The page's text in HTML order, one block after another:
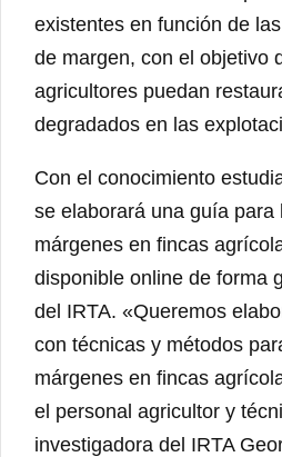
existentes en función de
de margen, con el objetivo
agricultores puedan
degradados en las
Con el conocimiento
se elaborará una guía para
márgenes en fincas
disponible online de forma
del IRTA. «Queremos
con técnicas y métodos
márgenes en fincas
el personal agricultor y
investigadora del IRTA